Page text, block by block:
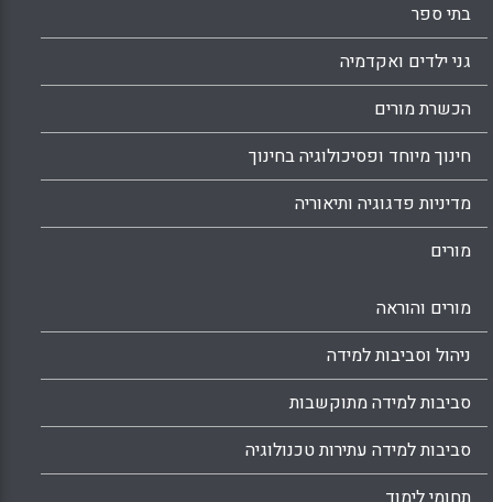
בתי ספר
גני ילדים ואקדמיה
הכשרת מורים
חינוך מיוחד ופסיכולוגיה בחינוך
מדיניות פדגוגיה ותיאוריה
מורים
מורים והוראה
ניהול וסביבות למידה
סביבות למידה מתוקשבות
סביבות למידה עתירות טכנולוגיה